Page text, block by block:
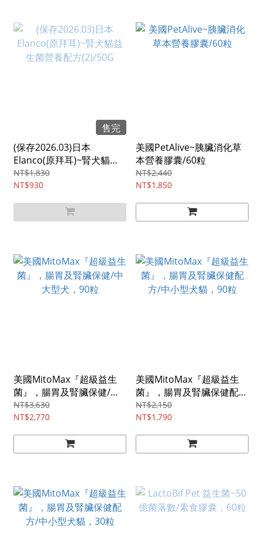
售完
(保存2026.03)日本
Elanco(原拜耳)~腎犬貓益
生菌營養配方(2)/50G
NT$1,830
NT$930
美國PetAlive~胰臟消化草
本營養膠囊/60粒
NT$2,440
NT$1,850
美國MitoMax『超級益生
菌』，腸胃及腎臟保健/中
大型犬，90粒
NT$3,630
NT$2,770
美國MitoMax『超級益生
菌』，腸胃及腎臟保健配
方/中小型犬貓，90粒
NT$2,150
NT$1,790